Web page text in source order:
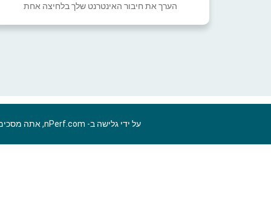
הערך את חיבור האינטרנט שלך בלחיצה אחת
על ידי גלישה ב- nPerf.com, אתה מסכים ל